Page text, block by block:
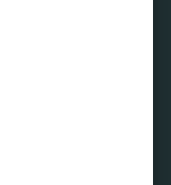
ya no pueden
tienen la voluntad de
como la
y negocia sus deudas
financieras y otras,
y bajo un programa de
diaria.